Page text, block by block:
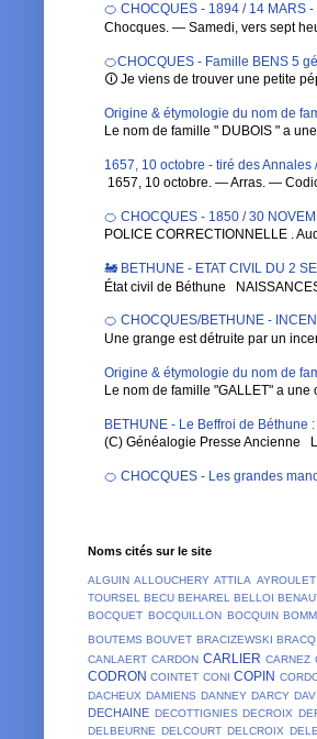
🍊 CHOCQUES - 1894 / 14 MARS
Chocques. — Samedi, vers sept
🍊CHOCQUES - Famille BENS 5
🛈 Je viens de trouver une petite
Origine & étymologie du nom de
Le nom de famille " DUBOIS " a
1657, 10 octobre - tiré des
1657, 10 octobre. — Arras. —
🍊 CHOCQUES - 1850 / 30
POLICE CORRECTIONNELLE .
🚂 BETHUNE - ETAT CIVIL DU 2
État civil de Béthune
🍊 CHOCQUES/BETHUNE -
Une grange est détruite par un
Origine & étymologie du nom de
Le nom de famille "GALLET" a
BETHUNE - Le Beffroi de Béthune
(C) Généalogie Presse Ancienne
🍊 CHOCQUES - Les grandes
Noms cités sur le site
ALGUIN ALLOUCHERY ATTILA AYROULET
TOURSEL
BECU BEHAREL BELLOI
BOCQUET BOCQUILLON BOCQUIN
BOUTEMS BOUVET BRACIZEWSKI BRACQ
CANLAERT CARDON CARLIER CARNEZ
CODRON COINTET CONI COPIN
DACHEUX DAMIENS DANNEY DARCY
DECHAINE DECOTTIGNIES DECROIX
DELBEURNE DELCOURT DELCROIX